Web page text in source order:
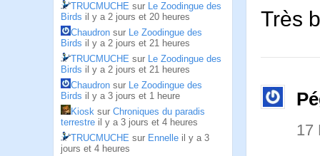
TRUCMUCHE sur Le Zoodingue des
Birds il y a 2 jours et 20 heures
Chaudron sur Le Zoodingue des
Birds il y a 2 jours et 21 heures
TRUCMUCHE sur Le Zoodingue des
Birds il y a 2 jours et 21 heures
Chaudron sur Le Zoodingue des
Birds il y a 3 jours et 1 heure
Kiosk sur Chroniques du paradis
terrestre il y a 3 jours et 4 heures
TRUCMUCHE sur Ennelle il y a 3
jours et 4 heures
Très
17